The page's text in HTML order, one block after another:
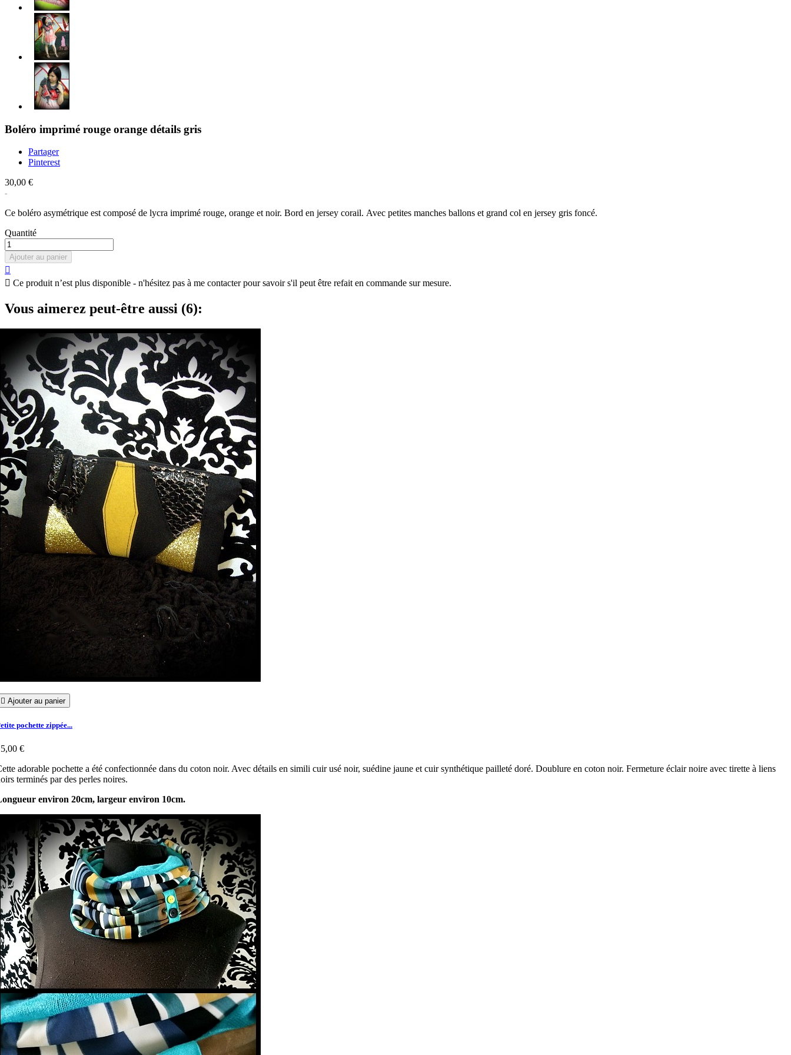
Boléro imprimé rouge orange détails gris
Partager
Pinterest
30,00 €
Ce boléro asymétrique est composé de lycra imprimé rouge, orange et noir. Bord en jersey corail. Avec petites manches ballons et grand col en jersey gris foncé.
Quantité
Ajouter au panier

 Ce produit n’est plus disponible - n'hésitez pas à me contacter pour savoir s'il peut être refait en commande sur mesure.
Vous aimerez peut-être aussi (6):
 Ajouter au panier
pochette zippée...
€
adorable pochette a été confectionnée dans du coton noir. Avec détails en simili cuir usé noir, suédine jaune et cuir synthétique pailleté doré. Doublure en coton noir. Fermeture éclair noire avec tirette à liens
terminés par des perles noires.
environ 20cm, largeur environ 10cm.